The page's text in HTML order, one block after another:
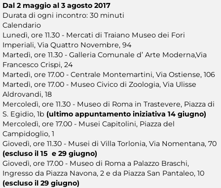
Dal 2 maggio al 3 agosto 2017
Durata di ogni incontro: 30 minuti
Calendario
Lunedì, ore 11.30 - Mercati di Traiano Museo dei Fori
Imperiali, Via Quattro Novembre, 94
Martedì, ore 11.30 - Galleria Comunale d’ Arte Moderna,Via
Francesco Crispi, 24
Martedì, ore 17.00 - Centrale Montemartini, Via Ostiense, 106
Martedì, ore 17.00 - Museo Civico di Zoologia, Via Ulisse
Aldrovandi, 18
Mercoledì, ore 11.30 - Museo di Roma in Trastevere, Piazza di
S. Egidio, 1b (ultimo appuntamento iniziativa 14 giugno)
Mercoledì, ore 17.00 - Musei Capitolini, Piazza del
Campidoglio, 1
Giovedì, ore 11.30 - Musei di Villa Torlonia, Via Nomentana, 70
(escluso il 15 e 29 giugno)
Giovedì, ore 17.00 - Museo di Roma a Palazzo Braschi,
Ingresso da Piazza Navona, 2 e da Piazza San Pantaleo, 10
(escluso il 29 giugno)